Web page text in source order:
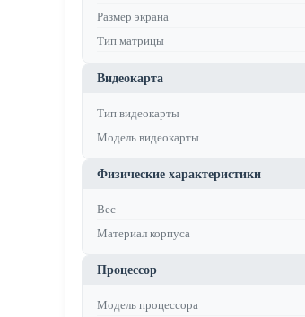
Размер экрана
Тип матрицы
Видеокарта
Тип видеокарты
Модель видеокарты
Физические характеристики
Вес
Материал корпуса
Процессор
Модель процессора